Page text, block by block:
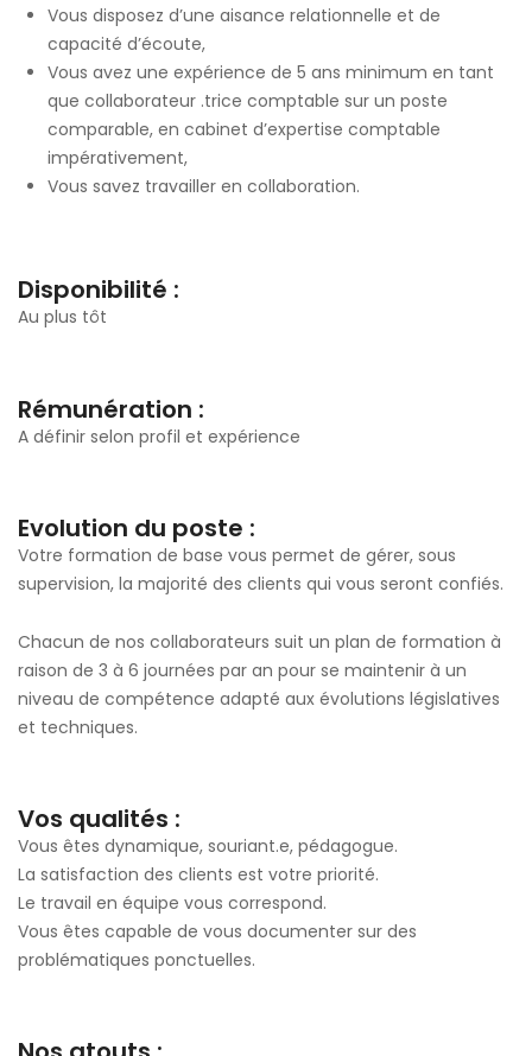
Vous disposez d’une aisance relationnelle et de
capacité d’écoute,
Vous avez une expérience de 5 ans minimum en tant
que collaborateur .trice comptable sur un poste
comparable, en cabinet d’expertise comptable
impérativement,
Vous savez travailler en collaboration.
Disponibilité :
Au plus tôt
Rémunération :
A définir selon profil et expérience
Evolution du poste :
Votre formation de base vous permet de gérer, sous
supervision, la majorité des clients qui vous seront confiés.
Chacun de nos collaborateurs suit un plan de formation à
raison de 3 à 6 journées par an pour se maintenir à un
niveau de compétence adapté aux évolutions législatives
et techniques.
Vos qualités :
Vous êtes dynamique, souriant.e, pédagogue.
La satisfaction des clients est votre priorité.
Le travail en équipe vous correspond.
Vous êtes capable de vous documenter sur des
problématiques ponctuelles.